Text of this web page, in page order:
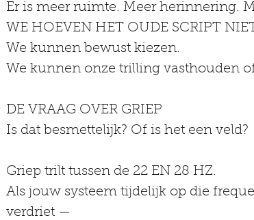
Er is meer ruimte. Meer herinnering.
WE HOEVEN HET OUDE SCRIPT
We kunnen bewust kiezen.
We kunnen onze trilling vasthouden
DE VRAAG OVER GRIEP
Is dat besmettelijk? Of is het een veld?
Griep trilt tussen de 22 EN 28 HZ.
Als jouw systeem tijdelijk op die
verdriet —